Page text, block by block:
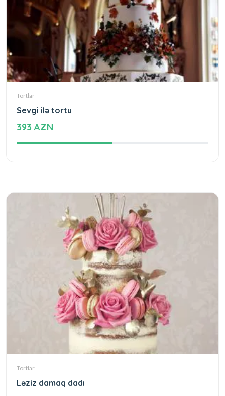
Tortlar
Sevgi ilə tortu
393 AZN
Tortlar
Ləziz damaq dadı